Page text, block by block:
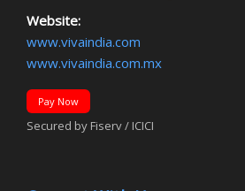
Website:
www.vivaindia.com
www.vivaindia.com.mx
Pay Now
Secured by Fiserv / ICICI